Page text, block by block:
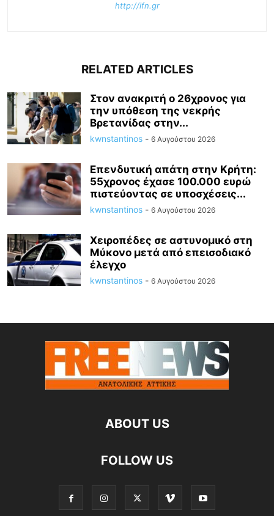
http://ifn.gr
RELATED ARTICLES
Στον ανακριτή ο 26χρονος για
την υπόθεση της νεκρής
Βρετανίδας στην...
kwnstantinos - 6 Αυγούστου 2026
Επενδυτική απάτη στην Κρήτη:
55χρονος έχασε 100.000 ευρώ
πιστεύοντας σε υποσχέσεις...
kwnstantinos - 6 Αυγούστου 2026
Χειροπέδες σε αστυνομικό στη
Μύκονο μετά από επεισοδιακό
έλεγχο
kwnstantinos - 6 Αυγούστου 2026
ABOUT US
FOLLOW US